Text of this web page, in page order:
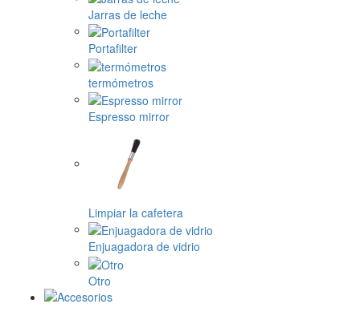
Jarras de leche
Portafilter
termómetros
Espresso mirror
Limpiar la cafetera
Enjuagadora de vidrio
Otro